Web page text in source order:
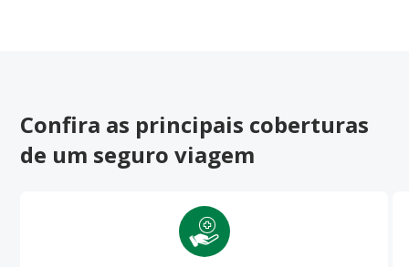
Confira as principais coberturas
de um seguro viagem